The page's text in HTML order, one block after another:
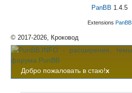
PanBB 1.4.5
Extensions PanBB
© 2017-2026, Кроковод
Добро пожаловать в стаю!x